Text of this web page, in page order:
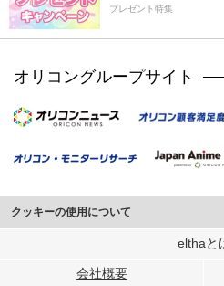
プレゼント特集
オリコングループサイト
クッキーの使用について
このサイトでは Cookie を使用して、ユー
行っています。
elthaと
会社概要